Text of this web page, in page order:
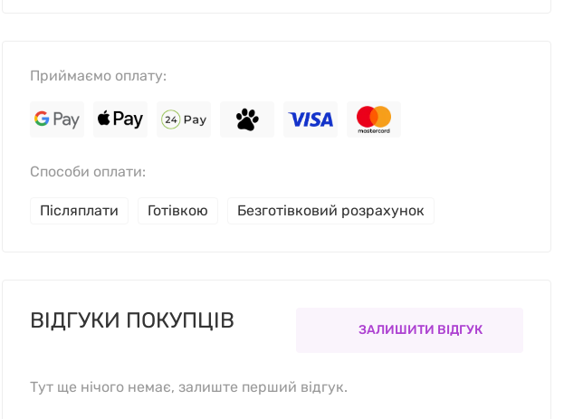
Приймаємо оплату:
Способи оплати:
Післяплати Готівкою Безготівковий розрахунок
ВІДГУКИ ПОКУПЦІВ ЗАЛИШИТИ ВІДГУК
Тут ще нічого немає, залиште перший відгук.